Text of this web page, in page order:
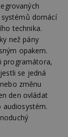
domácí
technika.
než pány
opakem.
programátora,
se jedná
změnu
den ovládat
audiosystém.